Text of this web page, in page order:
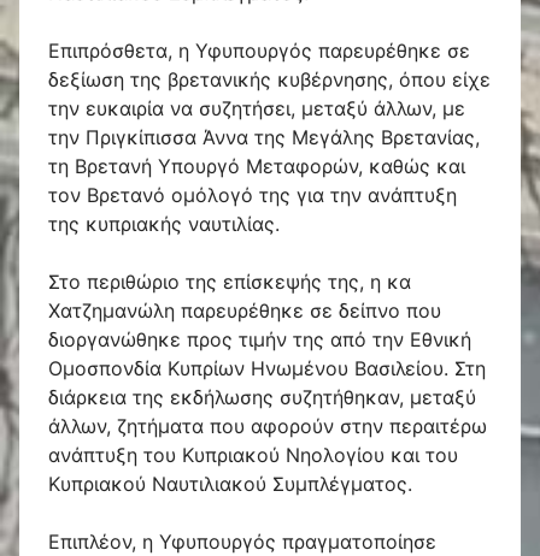
Επιπρόσθετα, η Υφυπουργός παρευρέθηκε σε
δεξίωση της βρετανικής κυβέρνησης, όπου είχε
την ευκαιρία να συζητήσει, μεταξύ άλλων, με
την Πριγκίπισσα Άννα της Μεγάλης Βρετανίας,
τη Βρετανή Υπουργό Μεταφορών, καθώς και
τον Βρετανό ομόλογό της για την ανάπτυξη
της κυπριακής ναυτιλίας.
Στο περιθώριο της επίσκεψής της, η κα
Χατζημανώλη παρευρέθηκε σε δείπνο που
διοργανώθηκε προς τιμήν της από την Εθνική
Ομοσπονδία Κυπρίων Ηνωμένου Βασιλείου. Στη
διάρκεια της εκδήλωσης συζητήθηκαν, μεταξύ
άλλων, ζητήματα που αφορούν στην περαιτέρω
ανάπτυξη του Κυπριακού Νηολογίου και του
Κυπριακού Ναυτιλιακού Συμπλέγματος.
Επιπλέον, η Υφυπουργός πραγματοποίησε